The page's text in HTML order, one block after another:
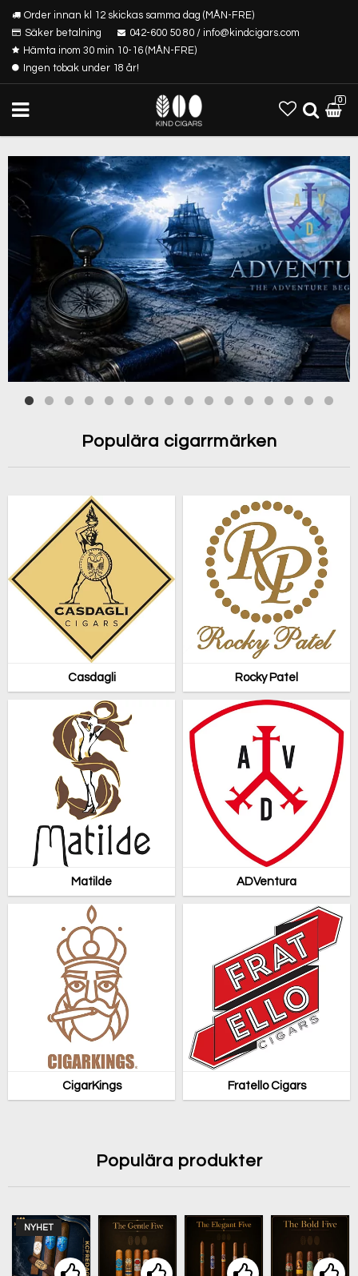
Order innan kl 12 skickas samma dag (MÅN-FRE)
Säker betalning
042-600 50 80 / info@kindcigars.com
Hämta inom 30 min 10-16 (MÅN-FRE)
Ingen tobak under 18 år!
0
Populära cigarrmärken
Casdagli Rocky Patel
Matilde ADVentura
CigarKings Fratello Cigars
Populära produkter
NYHET